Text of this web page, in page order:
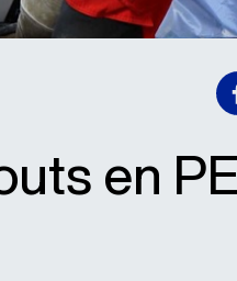
en PE